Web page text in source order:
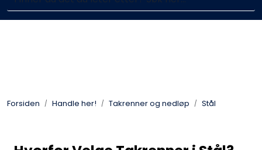
Skip to main contentEnkelt kjøp, hentes i butikk (Sandefjord)
Forsiden Handle her! Takrenner og nedløp Stål
FOAMGLAS®